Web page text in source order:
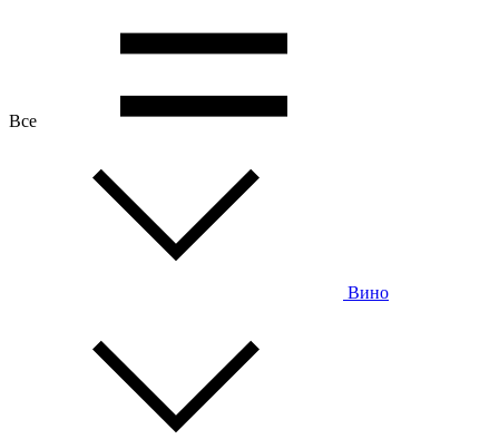
Все
Вино